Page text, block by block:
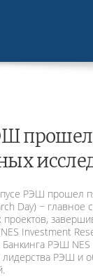
РЭШ прошел
Day) − главное
проектов,
Investment
РЭШ
лидерства РЭШ и